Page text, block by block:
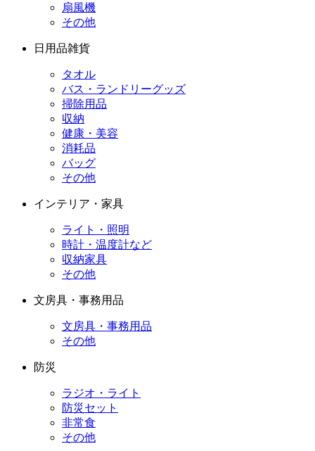
扇風機
その他
日用品雑貨
タオル
バス・ランドリーグッズ
掃除用品
収納
健康・美容
消耗品
バッグ
その他
インテリア・家具
ライト・照明
時計・温度計など
収納家具
その他
文房具・事務用品
文房具・事務用品
その他
防災
ラジオ・ライト
防災セット
非常食
その他